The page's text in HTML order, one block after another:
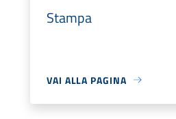
Stampa
VAI ALLA PAGINA